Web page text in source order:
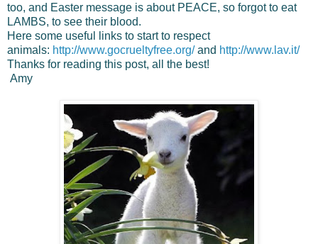
too, and Easter message is about PEACE, so forgot to eat
LAMBS, to see their blood.
Here some useful links to start to respect
animals: http://www.gocrueltyfree.org/and http://www.lav.it/
Thanks for reading this post, all the best!
Amy